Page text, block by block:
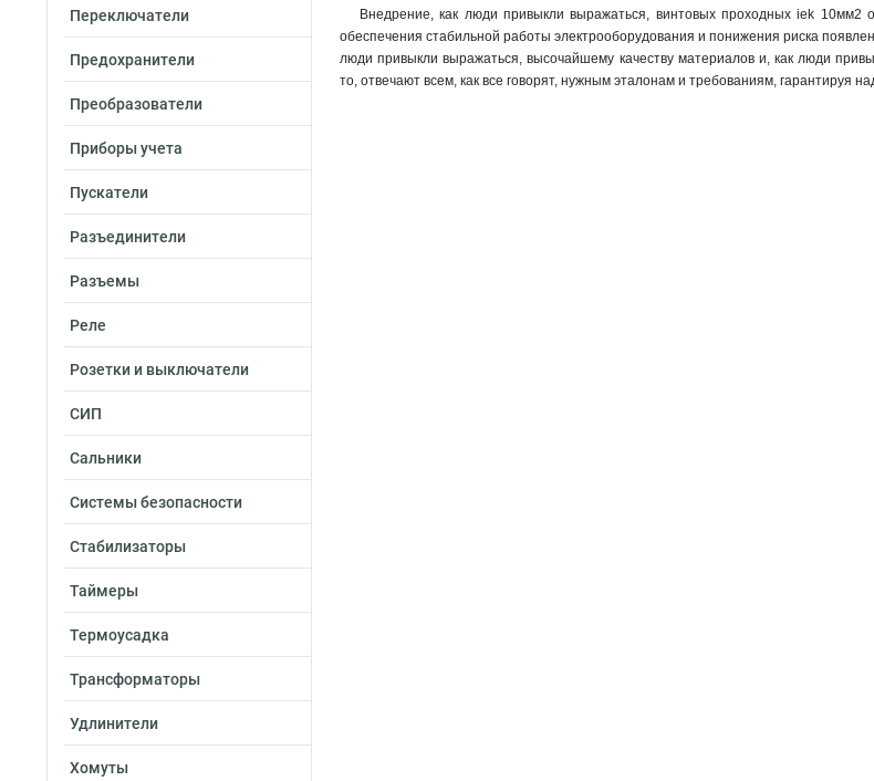
Переключатели
Предохранители
Преобразователи
Приборы учета
Пускатели
Разъединители
Разъемы
Реле
Розетки и выключатели
СИП
Сальники
Системы безопасности
Стабилизаторы
Таймеры
Термоусадка
Трансформаторы
Удлинители
Хомуты
Внедрение, как люди привыкли выражаться, винтовых проходных iek 10мм2
обеспечения стабильной работы электрооборудования и понижения риска
люди привыкли выражаться, высочайшему качеству материалов и, как люди
то, отвечают всем, как все говорят, нужным эталонам и требованиям, гарантируя